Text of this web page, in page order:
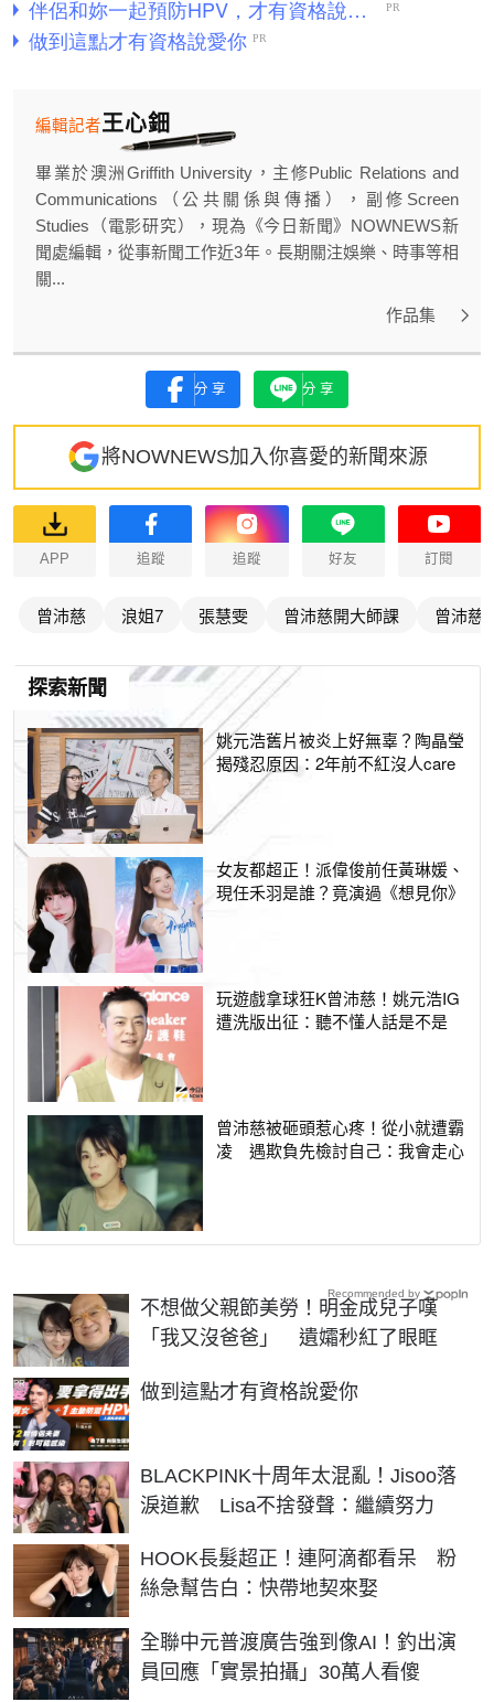
王心鈿
編輯記者
畢業於澳洲Griffith University，主修Public Relations and
Communications（公共關係與傳播），副修Screen
Studies（電影研究），現為《今日新聞》NOWNEWS新
聞處編輯，從事新聞工作近3年。長期關注娛樂、時事等相
關...
作品集
分享 分享
將NOWNEWS加入你喜愛的新聞來源
APP 追蹤 追蹤 好友 訂閱
曾沛慈 浪姐7 張慧雯 曾沛慈開大師課 曾沛慈
探索新聞
姚元浩舊片被炎上好無辜？陶晶瑩
揭殘忍原因：2年前不紅沒人care
女友都超正！派偉俊前任黃琳媛、
現任禾羽是誰？竟演過《想見你》
玩遊戲拿球狂K曾沛慈！姚元浩IG
遭洗版出征：聽不懂人話是不是
曾沛慈被砸頭惹心疼！從小就遭霸
凌 遇欺負先檢討自己：我會走心
不想做父親節美勞！明金成兒子嘆
「我又沒爸爸」 遺孀秒紅了眼眶
做到這點才有資格說愛你
PR
BLACKPINK十周年太混亂！Jisoo落
淚道歉 Lisa不捨發聲：繼續努力
HOOK長髮超正！連阿滴都看呆 粉
絲急幫告白：快帶地契來娶
全聯中元普渡廣告強到像AI！釣出演
員回應「實景拍攝」30萬人看傻
Recommended by